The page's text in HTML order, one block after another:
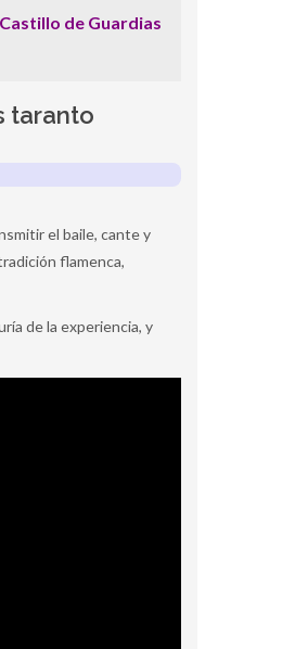
de Guardias
taranto
el baile, cante y
flamenca,
de la experiencia, y